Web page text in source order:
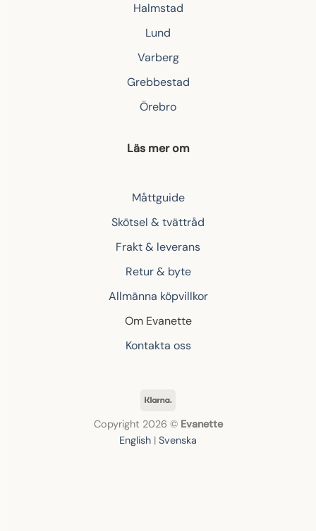
Halmstad
Lund
Varberg
Grebbestad
Örebro
Läs mer om
Måttguide
Skötsel & tvättråd
Frakt & leverans
Retur & byte
Allmänna köpvillkor
Om Evanette
Kontakta oss
Klarna
Copyright 2026 © Evanette
English | Svenska